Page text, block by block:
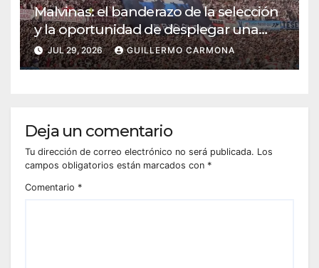
Malvinas: el banderazo de la selección
y la oportunidad de desplegar una
diplomacia soberana
JUL 29, 2026 GUILLERMO CARMONA
Deja un comentario
Tu dirección de correo electrónico no será publicada. Los
campos obligatorios están marcados con *
Comentario *